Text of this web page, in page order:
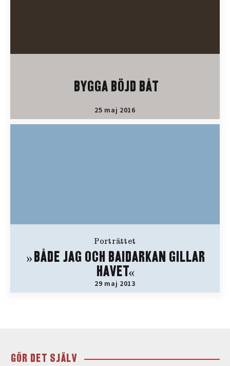
BYGGA BÖJD BÅT
25 maj 2016
Porträttet
»BÅDE JAG OCH BAIDARKAN GILLAR
HAVET«
29 maj 2013
GÖR DET SJÄLV